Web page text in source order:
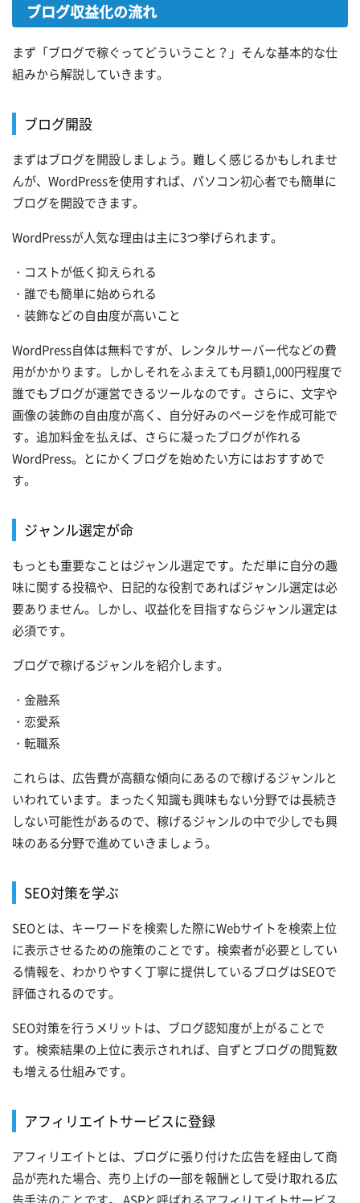
ブログ収益化の流れ
まず「ブログで稼ぐってどういうこと？」そんな基本的な仕
組みから解説していきます。
ブログ開設
まずはブログを開設しましょう。難しく感じるかもしれませ
んが、WordPressを使用すれば、パソコン初心者でも簡単に
ブログを開設できます。
WordPressが人気な理由は主に3つ挙げられます。
・コストが低く抑えられる
・誰でも簡単に始められる
・装飾などの自由度が高いこと
WordPress自体は無料ですが、レンタルサーバー代などの費
用がかかります。しかしそれをふまえても月額1,000円程度で
誰でもブログが運営できるツールなのです。さらに、文字や
画像の装飾の自由度が高く、自分好みのページを作成可能で
す。追加料金を払えば、さらに凝ったブログが作れる
WordPress。とにかくブログを始めたい方にはおすすめで
す。
ジャンル選定が命
もっとも重要なことはジャンル選定です。ただ単に自分の趣
味に関する投稿や、日記的な役割であればジャンル選定は必
要ありません。しかし、収益化を目指すならジャンル選定は
必須です。
ブログで稼げるジャンルを紹介します。
・金融系
・恋愛系
・転職系
これらは、広告費が高額な傾向にあるので稼げるジャンルと
いわれています。まったく知識も興味もない分野では長続き
しない可能性があるので、稼げるジャンルの中で少しでも興
味のある分野で進めていきましょう。
SEO対策を学ぶ
SEOとは、キーワードを検索した際にWebサイトを検索上位
に表示させるための施策のことです。検索者が必要としてい
る情報を、わかりやすく丁寧に提供しているブログはSEOで
評価されるのです。
SEO対策を行うメリットは、ブログ認知度が上がることで
す。検索結果の上位に表示されれば、自ずとブログの閲覧数
も増える仕組みです。
アフィリエイトサービスに登録
アフィリエイトとは、ブログに張り付けた広告を経由して商
品が売れた場合、売り上げの一部を報酬として受け取れる広